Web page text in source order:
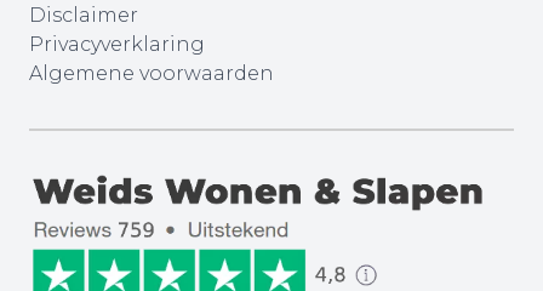
Disclaimer
Privacyverklaring
Algemene voorwaarden